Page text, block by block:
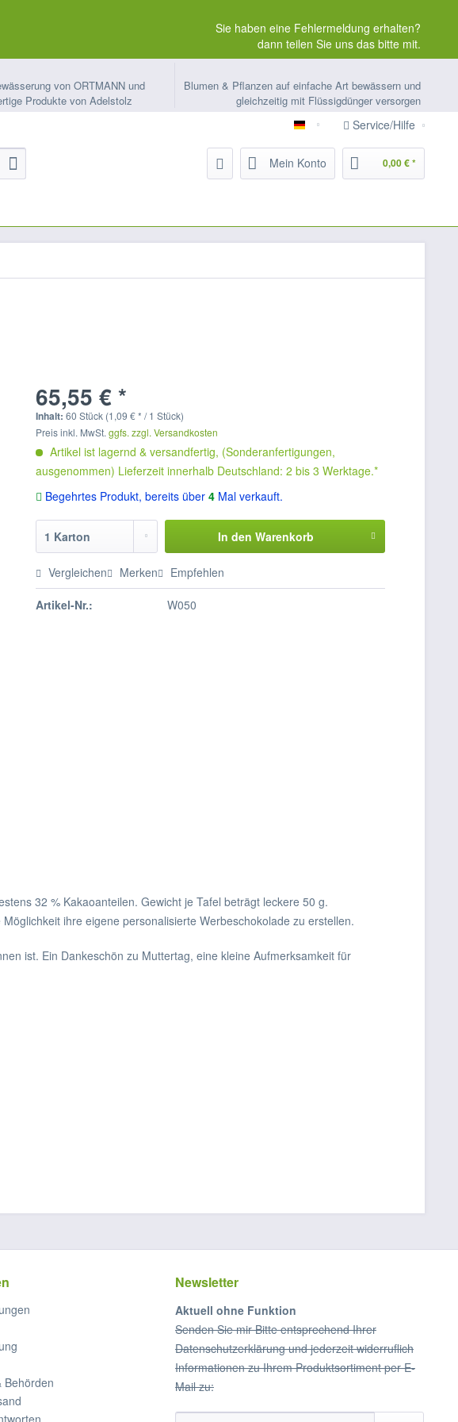
Sie haben eine Fehlermeldung erhalten?
dann teilen Sie uns das bitte mit.
von ORTMANN und
Produkte von Adelstolz
Blumen & Pflanzen auf einfache Art bewässern und
gleichzeitig mit Flüssigdünger versorgen
ORTMANN-Service/Hilfe
Mein Konto 0,00 € *
65,55 € *
Inhalt:60 Stück (1,09 € * / 1 Stück)
Preis inkl. MwSt.ggfs. zzgl. Versandkosten
Artikel ist lagernd & versandfertig, (Sonderanfertigungen,
ausgenommen) Lieferzeit innerhalb Deutschland: 2 bis 3 Werktage.*
Begehrtes Produkt, bereits über 4 Mal verkauft.
In den Warenkorb
Vergleichen Merken Empfehlen
Artikel-Nr.: W050
32 % Kakaoanteilen. Gewicht je Tafel beträgt leckere 50 g.
ihre eigene personalisierte Werbeschokolade zu erstellen.
ist. Ein Dankeschön zu Muttertag, eine kleine Aufmerksamkeit für
Behörden
Newsletter
Aktuell ohne Funktion
Senden Sie mir Bitte entsprechend Ihrer
Datenschutzerklärung und jederzeit widerruflich
Informationen zu Ihrem Produktsortiment per E-
Mail zu: